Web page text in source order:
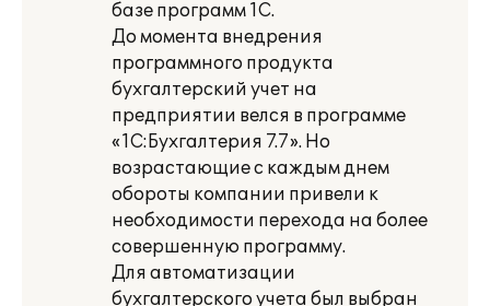
базе программ 1С.
До момента внедрения
программного продукта
бухгалтерский учет на
предприятии велся в программе
«1С:Бухгалтерия 7.7». Но
возрастающие с каждым днем
обороты компании привели к
необходимости перехода на более
совершенную программу.
Для автоматизации
бухгалтерского учета был выбран